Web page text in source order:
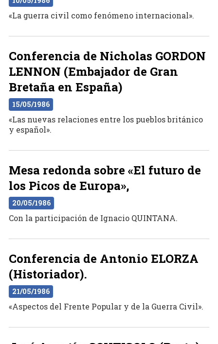
«La guerra civil como fenómeno internacional».
Conferencia de Nicholas GORDON
LENNON (Embajador de Gran
Bretaña en España)
15/05/1986
«Las nuevas relaciones entre los pueblos británico
y español».
Mesa redonda sobre «El futuro de
los Picos de Europa»,
20/05/1986
Con la participación de Ignacio QUINTANA.
Conferencia de Antonio ELORZA
(Historiador).
21/05/1986
«Aspectos del Frente Popular y de la Guerra Civil».